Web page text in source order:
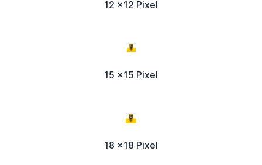
12 x12 Pixel
15 x15 Pixel
18 x18 Pixel